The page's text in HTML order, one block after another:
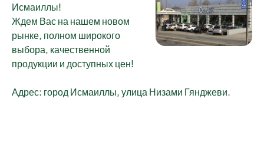
Исмаиллы!
Ждем Вас на нашем новом
рынке, полном широкого
выбора, качественной
продукции и доступных цен!
Адрес: город Исмаиллы, улица Низами Гянджеви.